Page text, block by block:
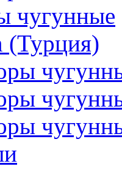
чугунные
(Турция)